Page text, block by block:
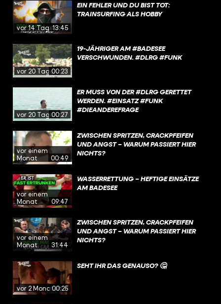
vor 14 Tagen13:45
EIN FEHLER UND DU BIST TOT:
TRAINSURFING ALS HOBBY
vor 20 Tagen00:23
19-JÄHRIGER AM #BADESEE
VERSCHWUNDEN. #DLRG #FUNK
vor 20 Tagen00:27
ER MUSS VON DER #DLRG GERETTET
WERDEN. #EINSATZ #FUNK
#DIEANDEREFRAGE
vor einem
Monat
00:49
ZWISCHEN SPRITZEN, CRACKPFEIFEN
UND ANGST – WARUM PASSIERT HIER
NICHTS?
vor einem
Monat
09:47
WASSERRETTUNG – HEFTIGE EINSÄTZE
AM BADESEE
vor einem
Monat
31:44
ZWISCHEN SPRITZEN, CRACKPFEIFEN
UND ANGST – WARUM PASSIERT HIER
NICHTS?
vor 2 Monaten
00:25
SEHT IHR DAS GENAUSO? 🤔